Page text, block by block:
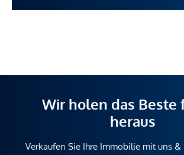
Wir holen das Beste
heraus
Verkaufen Sie Ihre Immobilie mit uns